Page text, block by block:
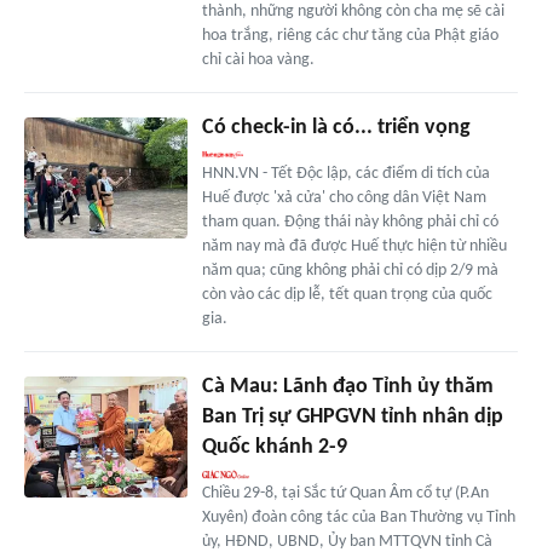
thành, những người không còn cha mẹ sẽ cài
hoa trắng, riêng các chư tăng của Phật giáo
chỉ cài hoa vàng.
Có check-in là có... triển vọng
HNN.VN - Tết Độc lập, các điểm di tích của
Huế được 'xả cửa' cho công dân Việt Nam
tham quan. Động thái này không phải chỉ có
năm nay mà đã được Huế thực hiện từ nhiều
năm qua; cũng không phải chỉ có dịp 2/9 mà
còn vào các dịp lễ, tết quan trọng của quốc
gia.
Cà Mau: Lãnh đạo Tỉnh ủy thăm
Ban Trị sự GHPGVN tỉnh nhân dịp
Quốc khánh 2-9
Chiều 29-8, tại Sắc tứ Quan Âm cổ tự (P.An
Xuyên) đoàn công tác của Ban Thường vụ Tỉnh
ủy, HĐND, UBND, Ủy ban MTTQVN tỉnh Cà